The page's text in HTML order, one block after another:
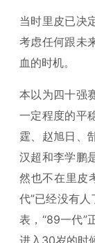
当时里皮已决
考虑任何跟未
血的时机。
本以为四十强
一定程度的平
霆、赵旭日、
汉超和李学鹏
然也不在里皮
代”已经没有
表，“89一代”